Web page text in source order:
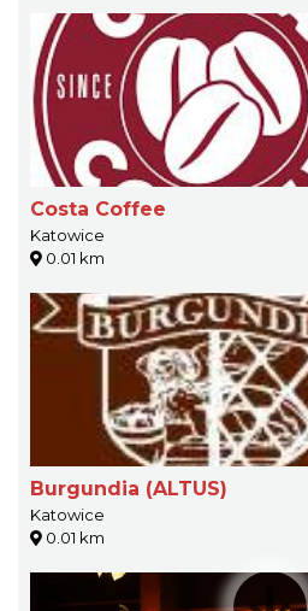
Costa Coffee
Katowice
0.01 km
Burgundia (ALTUS)
Katowice
0.01 km